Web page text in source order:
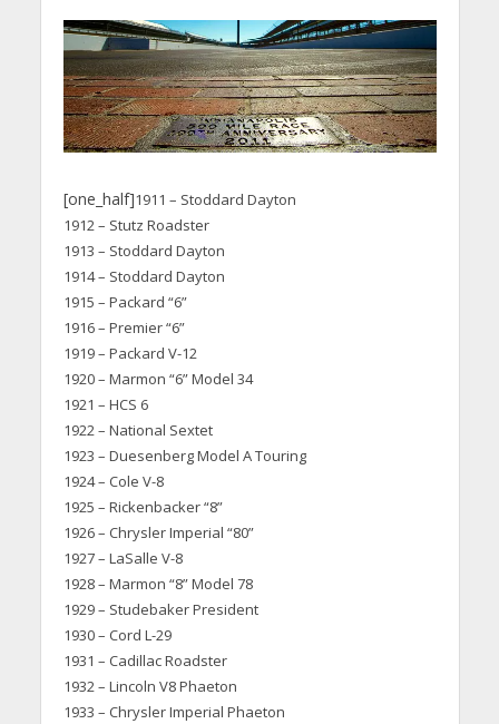
[one_half]1911 – Stoddard Dayton
1912 – Stutz Roadster
1913 – Stoddard Dayton
1914 – Stoddard Dayton
1915 – Packard “6”
1916 – Premier “6”
1919 – Packard V-12
1920 – Marmon “6” Model 34
1921 – HCS 6
1922 – National Sextet
1923 – Duesenberg Model A Touring
1924 – Cole V-8
1925 – Rickenbacker “8”
1926 – Chrysler Imperial “80”
1927 – LaSalle V-8
1928 – Marmon “8” Model 78
1929 – Studebaker President
1930 – Cord L-29
1931 – Cadillac Roadster
1932 – Lincoln V8 Phaeton
1933 – Chrysler Imperial Phaeton